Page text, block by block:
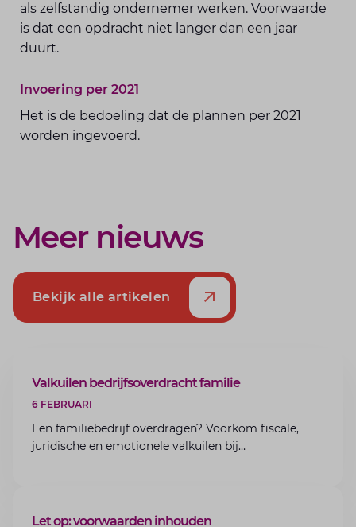
als zelfstandig ondernemer werken. Voorwaarde
is dat een opdracht niet langer dan een jaar
duurt.
Invoering per 2021
Het is de bedoeling dat de plannen per 2021
worden ingevoerd.
Meer nieuws
Bekijk alle artikelen
ARTIKEL
Valkuilen bedrijfsoverdracht familie
6 FEBRUARI
Een familiebedrijf overdragen? Voorkom fiscale,
juridische en emotionele valkuilen bij
ARTIKEL
Let op: voorwaarden inhouden